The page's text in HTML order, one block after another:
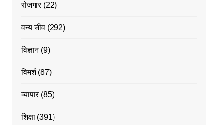
रोजगार(22)
वन्य जीव(292)
विज्ञान(9)
विमर्श(87)
व्यापार(85)
शिक्षा(391)